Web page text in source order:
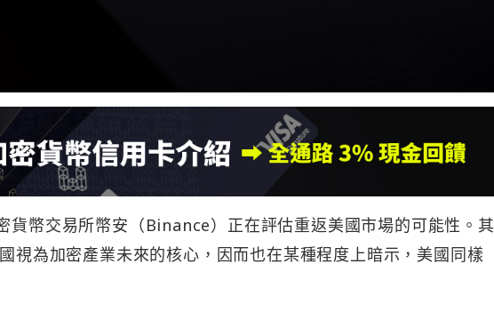
貨幣交易所幣安（Binance）正在評估重返美國市場的可能性。其
視為加密產業未來的核心，因而也在某種程度上暗示，美國同樣